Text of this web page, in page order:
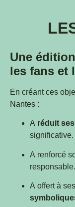
Une
les fans et
En créant ces
Nantes :
A réduit
significative.
A renforcé
responsable.
A offert à